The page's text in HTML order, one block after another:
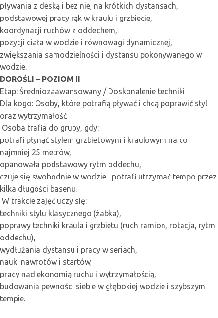
pływania z deską i bez niej na krótkich dystansach,
podstawowej pracy rąk w kraulu i grzbiecie,
koordynacji ruchów z oddechem,
pozycji ciała w wodzie i równowagi dynamicznej,
zwiększania samodzielności i dystansu pokonywanego w
wodzie.
DOROŚLI – POZIOM II
Etap: Średniozaawansowany / Doskonalenie techniki
Dla kogo: Osoby, które potrafią pływać i chcą poprawić styl
oraz wytrzymałość
Osoba trafia do grupy, gdy:
potrafi płynąć stylem grzbietowym i kraulowym na co
najmniej 25 metrów,
opanowała podstawowy rytm oddechu,
czuje się swobodnie w wodzie i potrafi utrzymać tempo przez
kilka długości basenu.
W trakcie zajęć uczy się:
techniki stylu klasycznego (żabka),
poprawy techniki kraula i grzbietu (ruch ramion, rotacja, rytm
oddechu),
wydłużania dystansu i pracy w seriach,
nauki nawrotów i startów,
pracy nad ekonomią ruchu i wytrzymałością,
budowania pewności siebie w głębokiej wodzie i szybszym
tempie.